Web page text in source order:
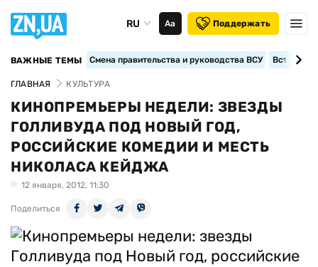
RU Аа Поддержать
ВАЖНЫЕ ТЕМЫ Смена правительства и руководства ВСУ
ГЛАВНАЯ КУЛЬТУРА
КИНОПРЕМЬЕРЫ НЕДЕЛИ: ЗВЕЗДЫ
ГОЛЛИВУДА ПОД НОВЫЙ ГОД,
РОССИЙСКИЕ КОМЕДИИ И МЕСТЬ
НИКОЛАСА КЕЙДЖА
12 января, 2012, 11:30
Поделиться